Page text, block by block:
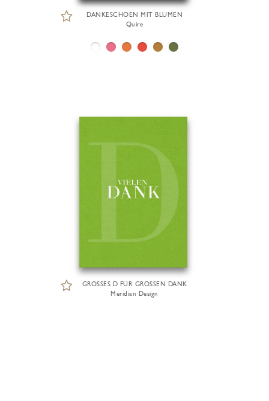
DANKESCHOEN MIT BLUMEN
Quire
GROSSES D FÜR GROSSEN DANK
Meridian Design